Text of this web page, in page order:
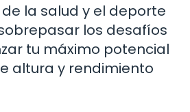
la salud y el deporte
los desafíos
tu máximo potencial
altura y rendimiento